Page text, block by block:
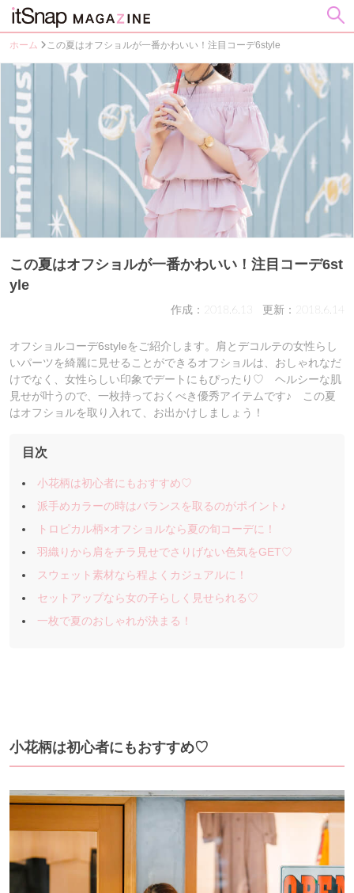
ホーム この夏はオフショルが一番かわいい！注目コーデ6style
この夏はオフショルが一番かわいい！注目コーデ6st
yle
作成：2018.6.13 更新：2018.6.14
オフショルコーデ6styleをご紹介します。肩とデコルテの女性らし
いパーツを綺麗に見せることができるオフショルは、おしゃれなだ
けでなく、女性らしい印象でデートにもぴったり♡ ヘルシーな肌
見せが叶うので、一枚持っておくべき優秀アイテムです♪ この夏
はオフショルを取り入れて、お出かけしましょう！
目次
小花柄は初心者にもおすすめ♡
派手めカラーの時はバランスを取るのがポイント♪
トロピカル柄×オフショルなら夏の旬コーデに！
羽織りから肩をチラ見せでさりげない色気をGET♡
スウェット素材なら程よくカジュアルに！
セットアップなら女の子らしく見せられる♡
一枚で夏のおしゃれが決まる！
小花柄は初心者にもおすすめ♡